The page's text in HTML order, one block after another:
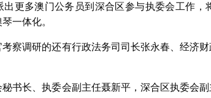
出更多澳门公务员到深合区参与执委会工作
一体化。
考察调研的还有行政法务司司长张永春、经济
书长、执委会副主任聂新平，深合区执委会